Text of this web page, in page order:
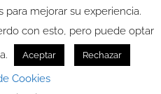
reserved
para mejorar su experiencia.
con esto, pero puede optar
Aceptar Rechazar
Cookies